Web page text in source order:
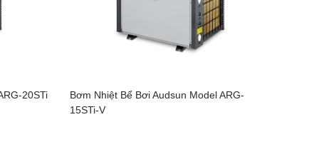
20STi
Bơm Nhiệt Bể Bơi Audsun Model ARG-
15STi-V